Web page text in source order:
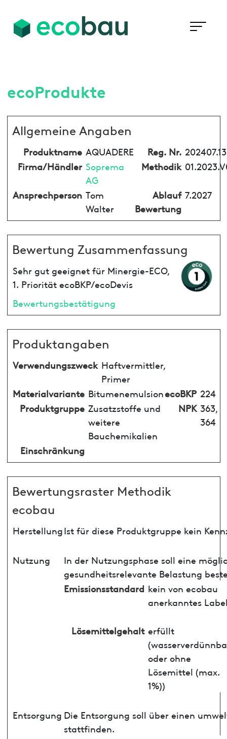
ecoProdukte
Allgemeine Angaben
Produktname AQUADERE Reg. Nr.
Firma/Händler Soprema
AG
Methodik
Ansprechperson Tom
Walter
Ablauf
Bewertung
7.2027
Bewertung Zusammenfassung
Sehr gut geeignet für Minergie-ECO,
1. Priorität ecoBKP/ecoDevis
Bewertungsbestätigung
Produktangaben
Verwendungszweck Haftvermittler,
Primer
Materialvariante BitumenemulsionecoBKP 224
Produktgruppe Zusatzstoffe und
weitere
Bauchemikalien
NPK 363,
364
Einschränkung
Bewertungsraster Methodik
ecobau
HerstellungIst für diese Produktgruppe kein
Nutzung
In der Nutzungsphase soll eine
gesundheitsrelevante Belastung
Emissionsstandard kein von ecobau
anerkanntes
Lösemittelgehalt erfüllt
oder ohne
Lösemittel (max.
1%))
Entsorgung Die Entsorgung soll über einen
stattfinden.